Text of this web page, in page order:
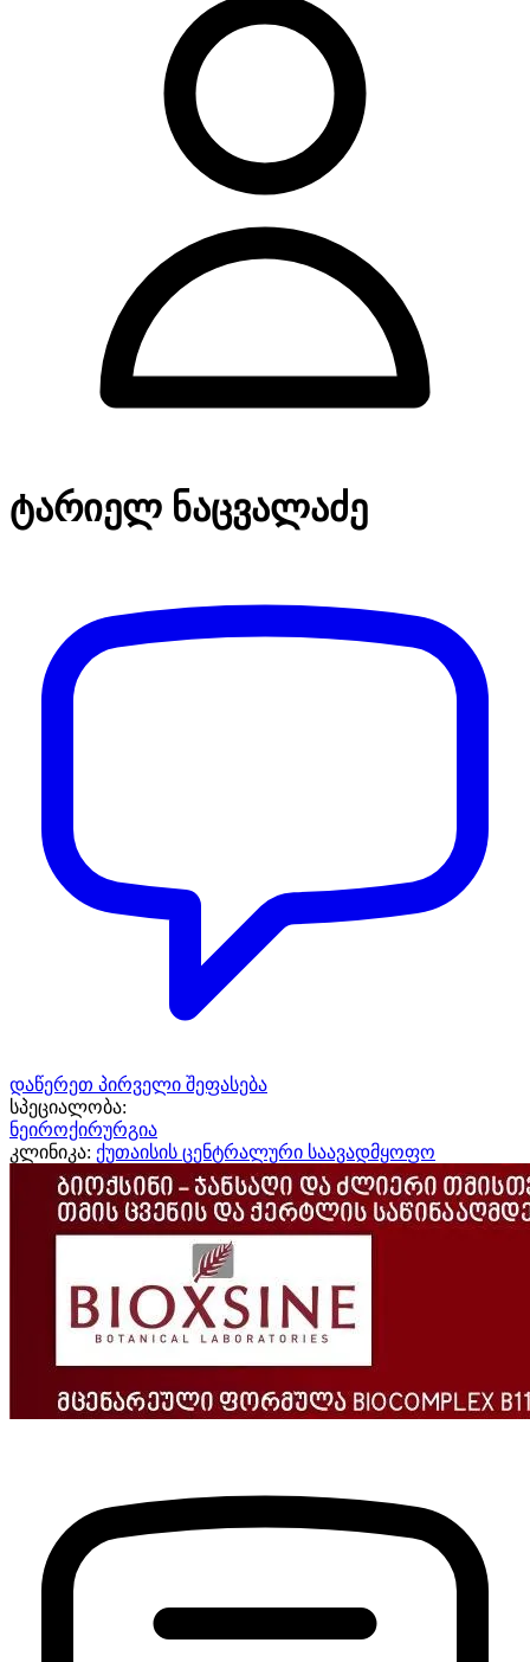
ტარიელ ნაცვალაძე
დაწერეთ პირველი შეფასება
სპეციალობა:
ნეიროქირურგია
კლინიკა: ქუთაისის ცენტრალური საავადმყოფო